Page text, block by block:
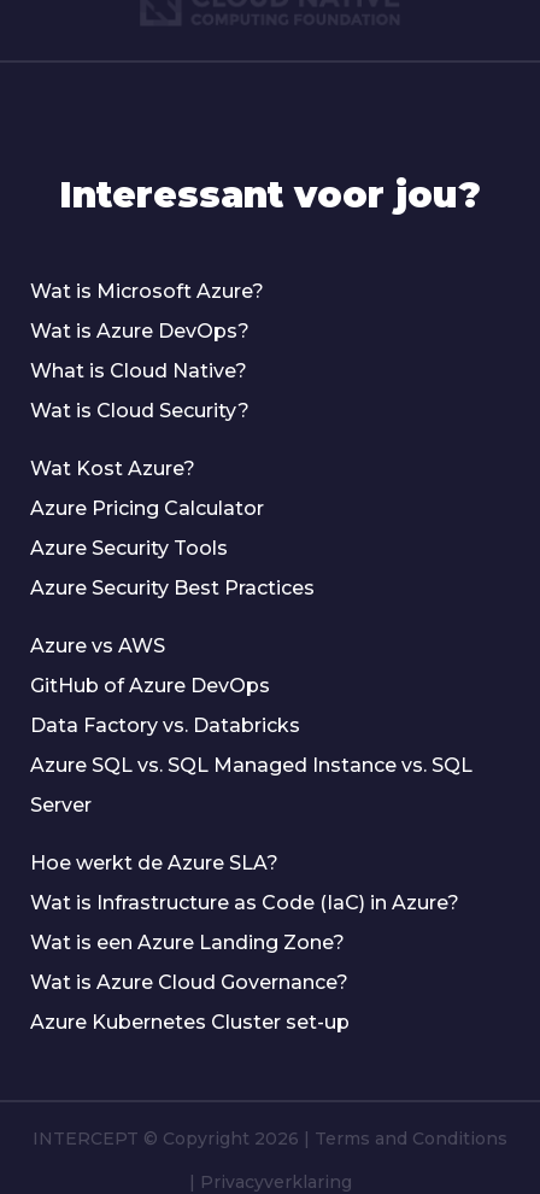
Interessant voor jou?
Wat is Microsoft Azure?
Wat is Azure DevOps?
What is Cloud Native?
Wat is Cloud Security?
Wat Kost Azure?
Azure Pricing Calculator
Azure Security Tools
Azure Security Best Practices
Azure vs AWS
GitHub of Azure DevOps
Data Factory vs. Databricks
Azure SQL vs. SQL Managed Instance vs. SQL
Server
Hoe werkt de Azure SLA?
Wat is Infrastructure as Code (IaC) in Azure?
Wat is een Azure Landing Zone?
Wat is Azure Cloud Governance?
Azure Kubernetes Cluster set-up
INTERCEPT © Copyright 2026
Terms and Conditions
Privacyverklaring